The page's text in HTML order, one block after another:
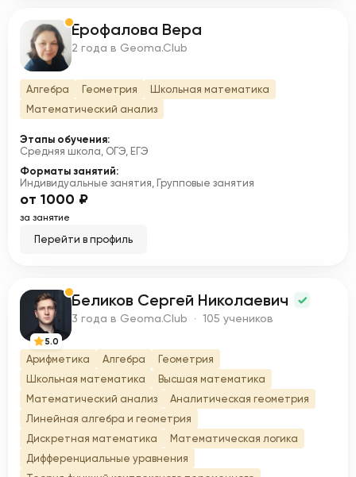
Е Ерофалова Вера
2 года в Geoma.Club
Алгебра Геометрия
Школьная математика
Математический анализ
Этапы обучения:
Средняя школа, ОГЭ, ЕГЭ
Форматы занятий:
Индивидуальные занятия, Групповые занятия
от 1000 ₽
за занятие
Перейти в профиль
Б
5.0
Беликов Сергей Николаевич
3 года в Geoma.Club · 105 учеников
Арифметика Алгебра
Геометрия
Школьная математика
Высшая математика
Математический анализ
Аналитическая геометрия
Линейная алгебра и геометрия
Дискретная математика
Математическая логика
Дифференциальные уравнения